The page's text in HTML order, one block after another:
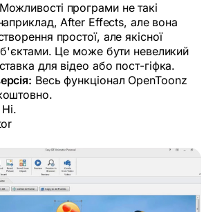
Можливості програми не такі
After Effects, але вона
простої, але якісної
Це може бути невеликий
для відео або пост-гіфка.
Весь функціонал OpenToonz
Ні.